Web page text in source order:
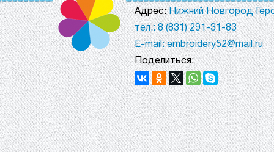
Адрес:Нижний Новгород
тел.: 8 (831) 291-31-83
E-mail: embroidery52@mail.ru
Поделиться: